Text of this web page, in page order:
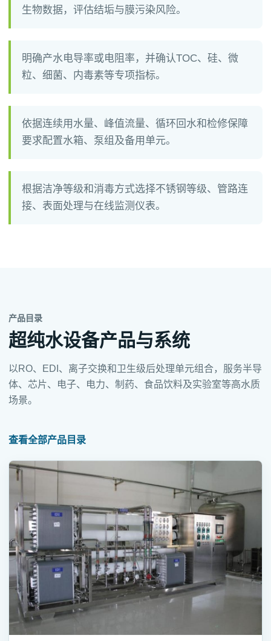
生物数据，评估结垢与膜污染风险。
明确产水电导率或电阻率，并确认TOC、硅、微
粒、细菌、内毒素等专项指标。
依据连续用水量、峰值流量、循环回水和检修保障
要求配置水箱、泵组及备用单元。
根据洁净等级和消毒方式选择不锈钢等级、管路连
接、表面处理与在线监测仪表。
产品目录
超纯水设备产品与系统
以RO、EDI、离子交换和卫生级后处理单元组合，服务半导
体、芯片、电子、电力、制药、食品饮料及实验室等高水质
场景。
查看全部产品目录